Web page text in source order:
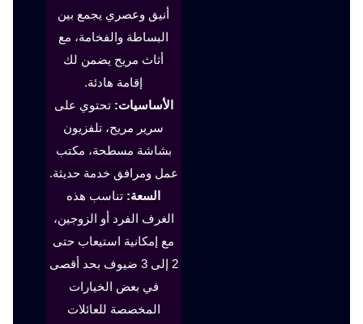
أنيق وعصري يجمع بين
البساطة والفخامة، مع
أثاث مريح يضمن لك
إقامة هادئة.
الأساسيات: تحتوي على
سرير مريح، تلفزيون
بشاشة مسطحة، مكتب
عمل ومرافق خدمة حديثة.
السعة: تناسب هذه
الغرف الفرد أو الزوجين،
مع إمكانية استيعاب حتى
2 إلى 3 ضيوف بحد أقصى
في بعض الخيارات
المخصصة للعائلات